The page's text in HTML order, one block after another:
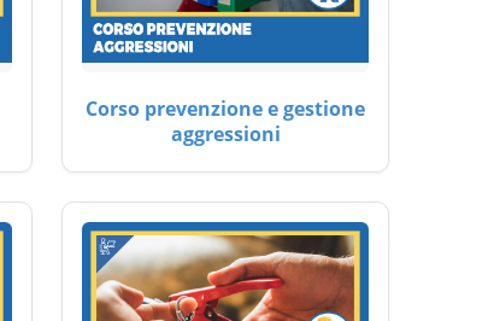
Corso prevenzione e gestione
aggressioni